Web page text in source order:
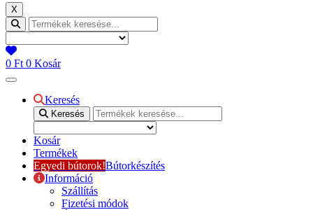
X
0 Ft 0 Kosár
Keresés
Keresés
Kosár
Termékek
Egyedi bútorok!Bútorkészítés
Információ
Szállítás
Fizetési módok